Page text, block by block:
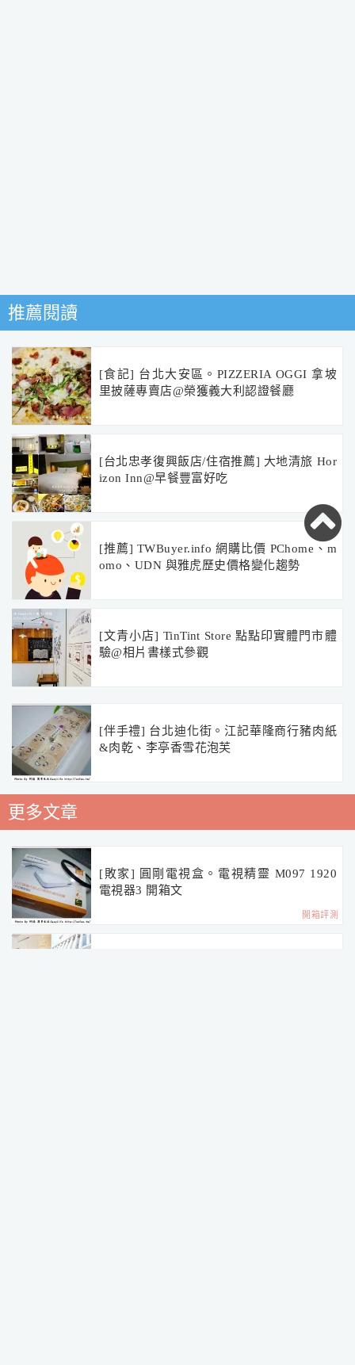
推薦閱讀
[食記] 台北大安區。PIZZERIA OGGI 拿坡
里披薩專賣店@榮獲義大利認證餐廳
[台北忠孝復興飯店/住宿推薦] 大地清旅 Hor
izon Inn@早餐豐富好吃
[推薦] TWBuyer.info 網購比價 PChome、m
omo、UDN 與雅虎歷史價格變化趨勢
[文青小店] TinTint Store 點點印實體門市體
驗@相片書樣式參觀
[伴手禮] 台北迪化街。江記華隆商行豬肉紙
&肉乾、李亭香雪花泡芙
更多文章
[敗家] 圓剛電視盒。電視精靈 M097 1920
電視器3 開箱文
開箱評測